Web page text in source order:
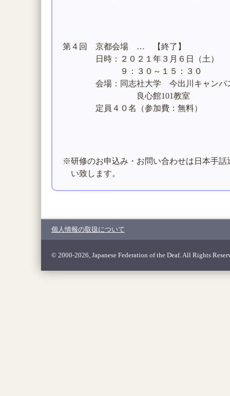
第４回 京都会場 … 【終了】
日時：２０２１年３月６日（土）
９：３０～１５：３０
会場：同志社大学 今出川キャンパ
良心館101教室
定員４０名（参加費：無料）
※研修のお申込み・お問い合わせは日本手
い致します。
個人情報の取扱について
© 2000-2026, Japanese Federation of the Deaf. All Rights